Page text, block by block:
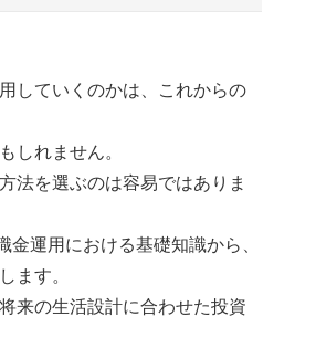
していくのかは、これからの
しれません。
法を選ぶのは容易ではありま
運用における基礎知識から、
ます。
来の生活設計に合わせた投資